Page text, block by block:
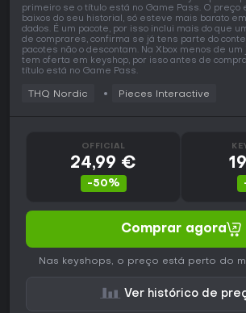
primeiro se o título está no Game Pass. O preço
baixos do seu historial, só esteve mais barato em
dados. É um pacote, por isso inclui mais do que
de comprares, confirma se já tens parte do
pacotes não o descontam. Na Xbox menos de
tem oferta em keyshop, por isso antes de
título está no Game Pass.
THQ Nordic Pieces Interactive
OFFICIAL
24,99 €
-50%
Comprar agora
Nas keyshops, o preço está perto do
Ver histórico de